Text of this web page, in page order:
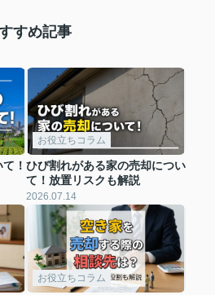
すめ記事
！
お役立ちコラム
ひび割れがある家の売却につい
て！放置リスクも解説
2026.07.14
お役立ちコラム